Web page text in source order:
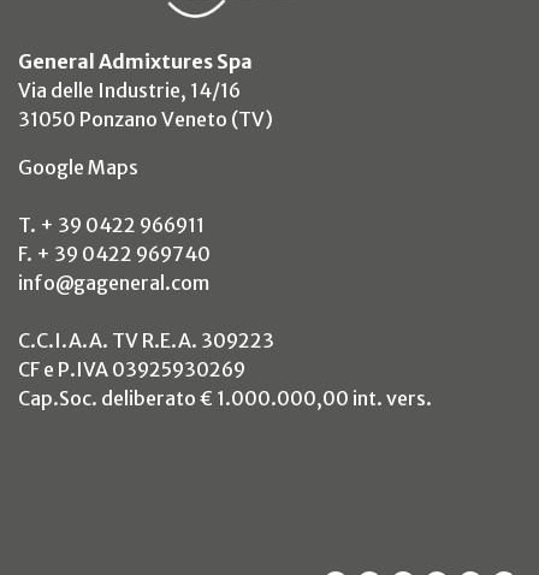
General Admixtures Spa
Via delle Industrie, 14/16
31050 Ponzano Veneto (TV)
Google Maps
T. + 39 0422 966911
F. + 39 0422 969740
info@gageneral.com
C.C.I.A.A. TV R.E.A. 309223
CF e P.IVA 03925930269
Cap.Soc. deliberato € 1.000.000,00 int. vers.